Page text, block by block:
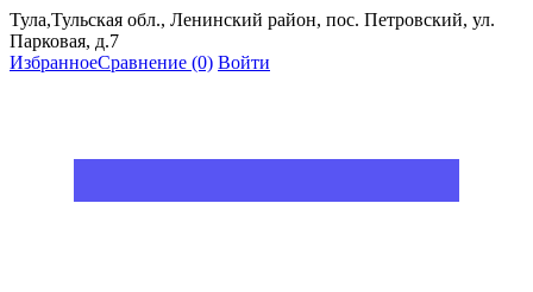
Тула,Тульская обл., Ленинский район, пос. Петровский, ул.
Парковая, д.7
ИзбранноеСравнение (0) Войти